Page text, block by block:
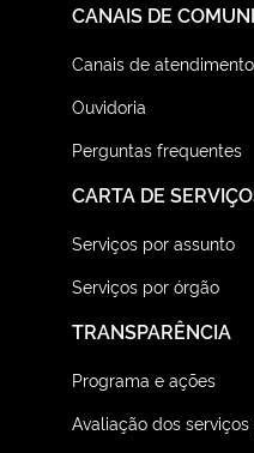
CANAIS DE
Canais de atendimento
Ouvidoria
Perguntas frequentes
CARTA DE
Serviços por assunto
Serviços por órgão
TRANSPARÊNCIA
Programa e ações
Avaliação dos